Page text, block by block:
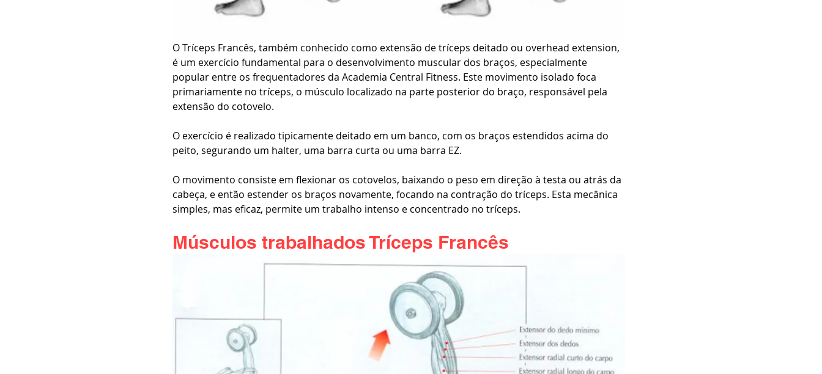
O Tríceps Francês, também conhecido como extensão de tríceps deitado ou overhead extension,
é um exercício fundamental para o desenvolvimento muscular dos braços, especialmente
popular entre os frequentadores da Academia Central Fitness. Este movimento isolado foca
primariamente no tríceps, o músculo localizado na parte posterior do braço, responsável pela
extensão do cotovelo.
O exercício é realizado tipicamente deitado em um banco, com os braços estendidos acima do
peito, segurando um halter, uma barra curta ou uma barra EZ.
O movimento consiste em flexionar os cotovelos, baixando o peso em direção à testa ou atrás da
cabeça, e então estender os braços novamente, focando na contração do tríceps. Esta mecânica
simples, mas eficaz, permite um trabalho intenso e concentrado no tríceps.
Músculos trabalhados Tríceps Francês